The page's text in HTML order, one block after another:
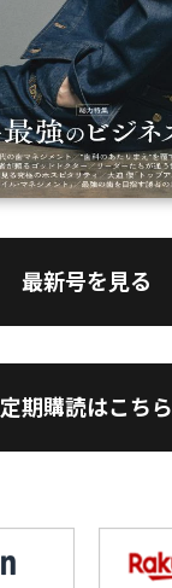
最新号を見る
定期購読はこちら